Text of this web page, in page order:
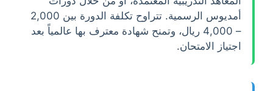
أمديوس الرسمية. تتراوح تكلفة الدورة بين 2,000
– 4,000 ريال، وتمنح شهادة معترف بها عالمياً بعد
اجتياز الامتحان.